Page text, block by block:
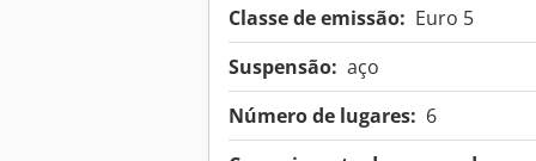
Classe de emissão: Euro 5
Suspensão: aço
Número de lugares: 6